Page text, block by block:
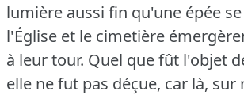
lumière aussi fin qu'une épée
l'Église et le cimetière
à leur tour. Quel que fût l'objet
elle ne fut pas déçue, car là, sur